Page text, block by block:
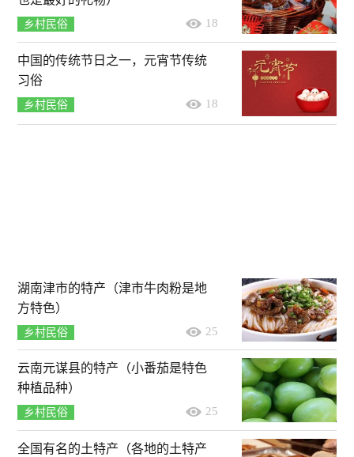
乡村民俗 18
中国的传统节日之一，元宵节传统
习俗
乡村民俗 18
湖南津市的特产（津市牛肉粉是地
方特色）
乡村民俗 25
云南元谋县的特产（小番茄是特色
种植品种）
乡村民俗 25
全国有名的土特产（各地的土特产